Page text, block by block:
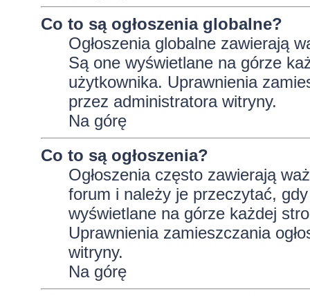
Co to są ogłoszenia globalne?
Ogłoszenia globalne zawierają
Są one wyświetlane na górze
użytkownika. Uprawnienia
przez administratora witryny.
Na górę
Co to są ogłoszenia?
Ogłoszenia często zawierają
forum i należy je przeczytać,
wyświetlane na górze każdej
Uprawnienia zamieszczania
witryny.
Na górę